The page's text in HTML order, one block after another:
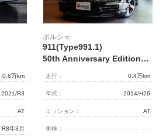
0.8万km
2021/R3
AT
R8年3月
ポルシェ
911(Type991.1)
50th Anniversary Edition ディーラー車 左H ワンオーナー
走行： 0.4万km
年式： 2014/H26
ミッション： AT
車検：